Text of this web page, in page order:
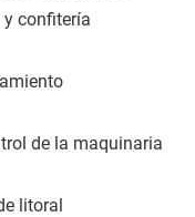
y confitería
de la maquinaria
litoral